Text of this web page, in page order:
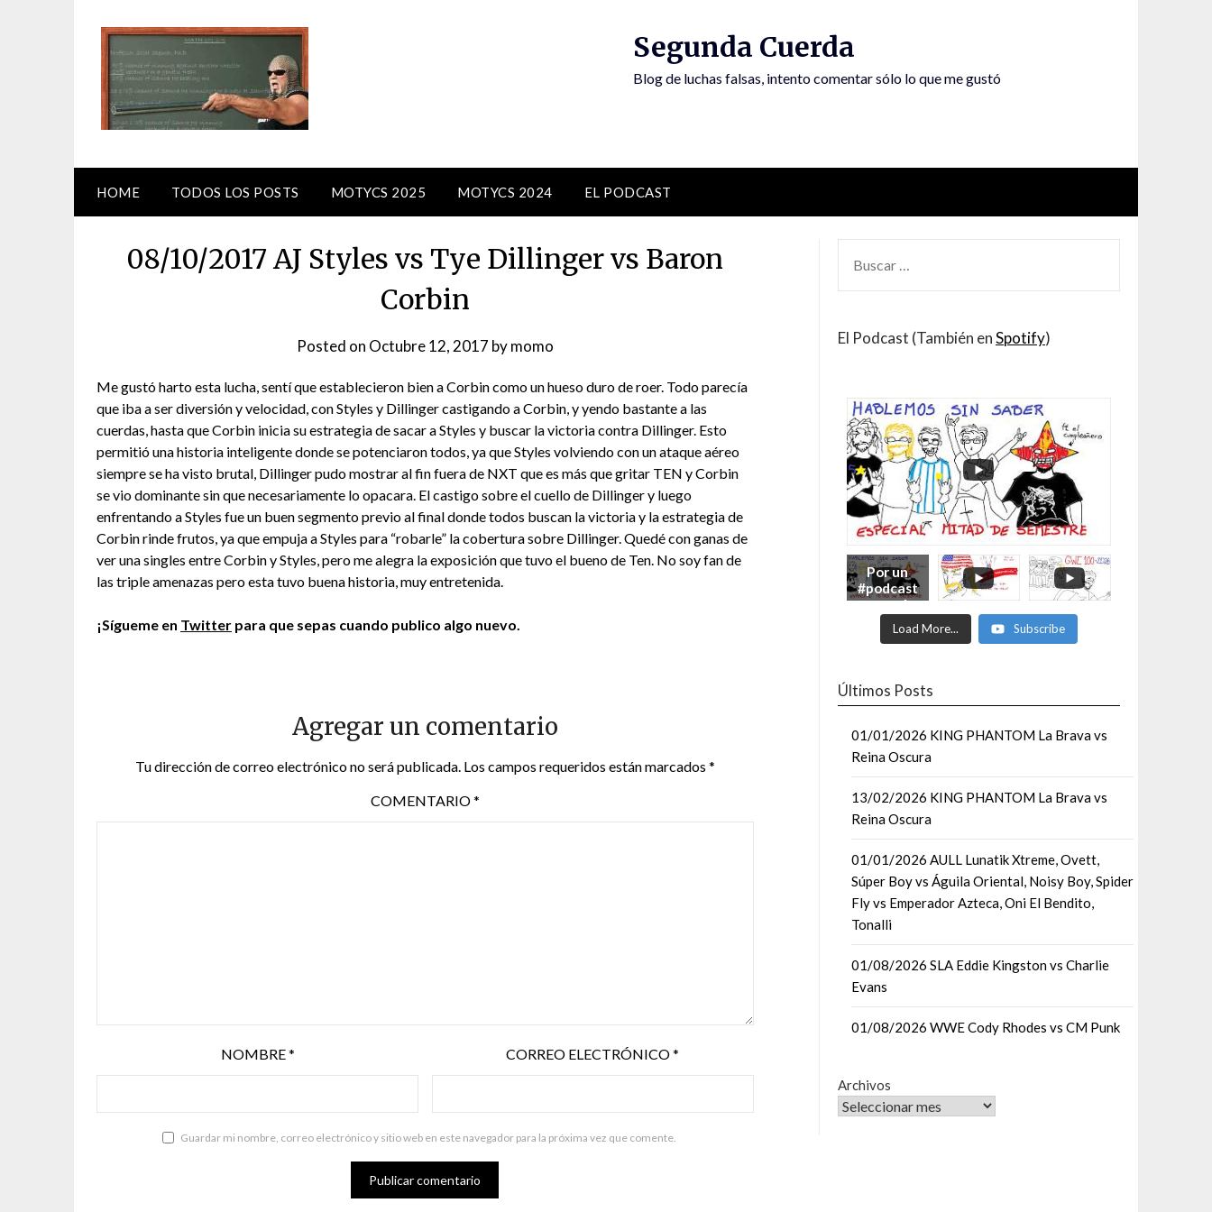
Segunda Cuerda
Blog de luchas falsas, intento comentar sólo lo que me gustó
HOME TODOS LOS POSTS MOTYCS 2025 MOTYCS 2024 EL PODCAST
08/10/2017 AJ Styles vs Tye Dillinger vs Baron
Corbin
Posted on Octubre 12, 2017 bymomo
Me gustó harto esta lucha, sentí que establecieron bien a Corbin como un hueso duro de roer. Todo parecía
que iba a ser diversión y velocidad, con Styles y Dillinger castigando a Corbin, y yendo bastante a las
cuerdas, hasta que Corbin inicia su estrategia de sacar a Styles y buscar la victoria contra Dillinger. Esto
permitió una historia inteligente donde se potenciaron todos, ya que Styles volviendo con un ataque aéreo
siempre se ha visto brutal, Dillinger pudo mostrar al fin fuera de NXT que es más que gritar TEN y Corbin
se vio dominante sin que necesariamente lo opacara. El castigo sobre el cuello de Dillinger y luego
enfrentando a Styles fue un buen segmento previo al final donde todos buscan la victoria y la estrategia de
Corbin rinde frutos, ya que empuja a Styles para “robarle” la cobertura sobre Dillinger. Quedé con ganas de
ver una singles entre Corbin y Styles, pero me alegra la exposición que tuvo el bueno de Ten. No soy fan de
las triple amenazas pero esta tuvo buena historia, muy entretenida.
¡Sígueme en Twitter para que sepas cuando publico algo nuevo.
Agregar un comentario
Tu dirección de correo electrónico no será publicada. Los campos requeridos están marcados *
COMENTARIO*
NOMBRE* CORREO ELECTRÓNICO*
Guardar mi nombre, correo electrónico y sitio web en este navegador para la próxima vez que comente.
POR:
El Podcast (También enSpotify)
Por un
#podcast
con más
Moonsaul
ts #93:
MITAD
DE AÑO
Load More... Subscribe
Últimos Posts
01/01/2026 KING PHANTOM La Brava vs
Reina Oscura
13/02/2026 KING PHANTOM La Brava vs
Reina Oscura
01/01/2026 AULL Lunatik Xtreme, Ovett,
Súper Boy vs Águila Oriental, Noisy Boy, Spider
Fly vs Emperador Azteca, Oni El Bendito,
Tonalli
01/08/2026 SLA Eddie Kingston vs Charlie
Evans
01/08/2026 WWE Cody Rhodes vs CM Punk
Archivos